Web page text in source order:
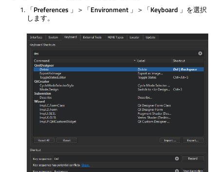
「Preferences 」＞「Environment 」＞「Keyboard 」を選択
します。